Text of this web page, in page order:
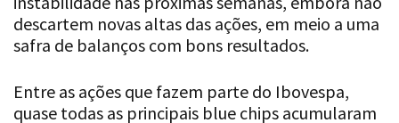
descartem novas altas das ações, em meio a uma
safra de balanços com bons resultados.
Entre as ações que fazem parte do Ibovespa,
quase todas as principais blue chips acumularam